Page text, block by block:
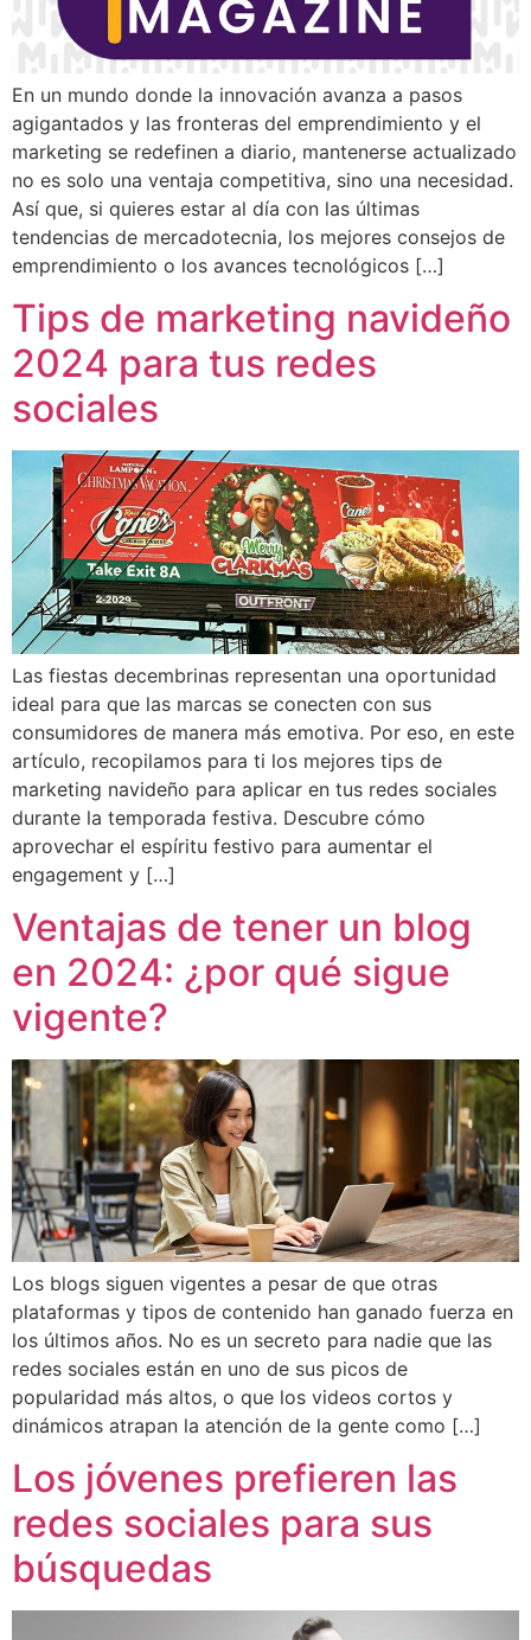
En un mundo donde la innovación avanza a pasos
agigantados y las fronteras del emprendimiento y el
marketing se redefinen a diario, mantenerse actualizado
no es solo una ventaja competitiva, sino una necesidad.
Así que, si quieres estar al día con las últimas
tendencias de mercadotecnia, los mejores consejos de
emprendimiento o los avances tecnológicos […]
Tips de marketing navideño
2024 para tus redes
sociales
Las fiestas decembrinas representan una oportunidad
ideal para que las marcas se conecten con sus
consumidores de manera más emotiva. Por eso, en este
artículo, recopilamos para ti los mejores tips de
marketing navideño para aplicar en tus redes sociales
durante la temporada festiva. Descubre cómo
aprovechar el espíritu festivo para aumentar el
engagement y […]
Ventajas de tener un blog
en 2024: ¿por qué sigue
vigente?
Los blogs siguen vigentes a pesar de que otras
plataformas y tipos de contenido han ganado fuerza en
los últimos años. No es un secreto para nadie que las
redes sociales están en uno de sus picos de
popularidad más altos, o que los videos cortos y
dinámicos atrapan la atención de la gente como […]
Los jóvenes prefieren las
redes sociales para sus
búsquedas